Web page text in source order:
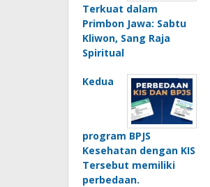
Terkuat dalam
Primbon Jawa: Sabtu
Kliwon, Sang Raja
Spiritual
Kedua
program BPJS
Kesehatan dengan KIS
Tersebut memiliki
perbedaan.